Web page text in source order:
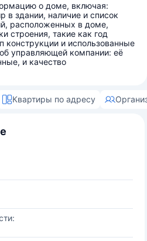
о доме, включая:
в здании, наличие и список
расположенных в доме,
строения, такие как год
конструкции и использованные
управляющей компании: её
и качество
Квартиры по адресу